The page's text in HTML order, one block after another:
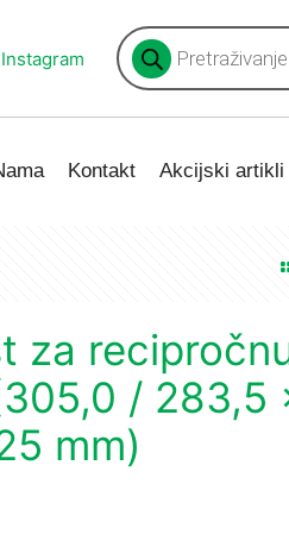
Instagram
Products
search
Kontakt Akcijski artikli
za
/ 283,5
mm)